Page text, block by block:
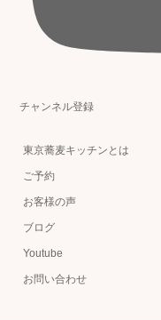
チャンネル登録
東京蕎麦キッチンとは
ご予約
お客様の声
ブログ
Youtube
お問い合わせ